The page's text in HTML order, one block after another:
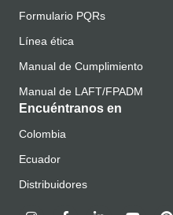
Formulario PQRs
Línea ética
Manual de Cumplimiento
Manual de LAFT/FPADM
Encuéntranos en
Colombia
Ecuador
Distribuidores